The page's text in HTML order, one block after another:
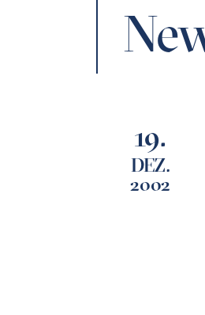
19.
DEZ.
2002